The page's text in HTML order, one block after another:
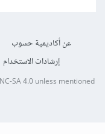
عن أكاديمية حسوب
إرشادات الاستخدام
SA 4.0unless mentioned